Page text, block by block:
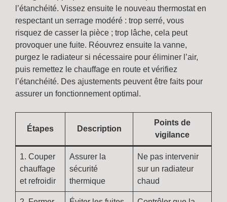
l’étanchéité. Vissez ensuite le nouveau thermostat en
respectant un serrage modéré : trop serré, vous
risquez de casser la pièce ; trop lâche, cela peut
provoquer une fuite. Réouvrez ensuite la vanne,
purgez le radiateur si nécessaire pour éliminer l’air,
puis remettez le chauffage en route et vérifiez
l’étanchéité. Des ajustements peuvent être faits pour
assurer un fonctionnement optimal.
Étapes Description
Points de
vigilance
1. Couper
chauffage
et refroidir
Assurer la
sécurité
thermique
Ne pas intervenir
sur un radiateur
chaud